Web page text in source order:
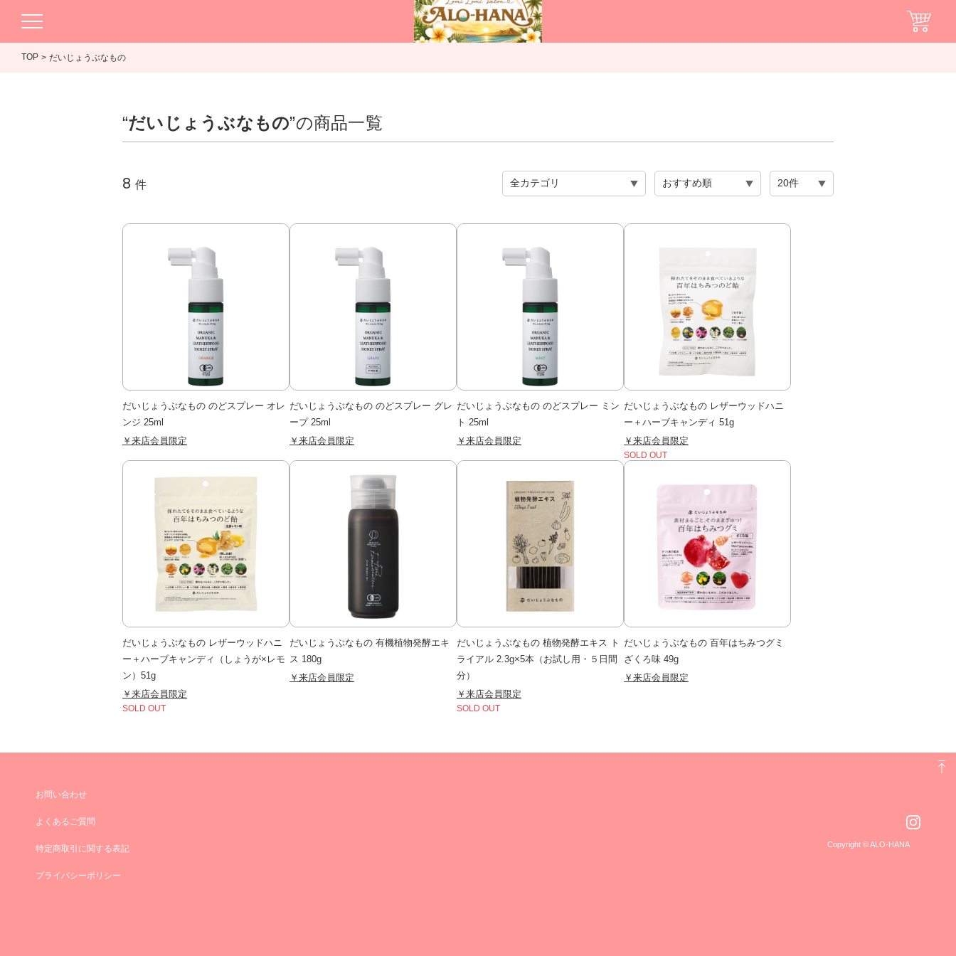
TOP だいじょうぶなもの
“だいじょうぶなもの”の商品一覧
8 件
だいじょうぶなもの のどスプレー オレ
ンジ 25ml
￥来店会員限定
だいじょうぶなもの のどスプレー グレ
ープ 25ml
￥来店会員限定
だいじょうぶなもの のどスプレー ミン
ト 25ml
￥来店会員限定
だいじょうぶなもの レザーウッドハニ
ー＋ハーブキャンディ 51g
￥来店会員限定
SOLD OUT
だいじょうぶなもの レザーウッドハニ
ー＋ハーブキャンディ（しょうが×レモ
ン）51g
￥来店会員限定
SOLD OUT
だいじょうぶなもの 有機植物発酵エキ
ス 180g
￥来店会員限定
だいじょうぶなもの 植物発酵エキス ト
ライアル 2.3g×5本（お試し用・５日間
分）
￥来店会員限定
SOLD OUT
だいじょうぶなもの 百年はちみつグミ
ざくろ味 49g
￥来店会員限定
お問い合わせ
よくあるご質問
特定商取引に関する表記
プライバシーポリシー
Copyright © ALO-HANA